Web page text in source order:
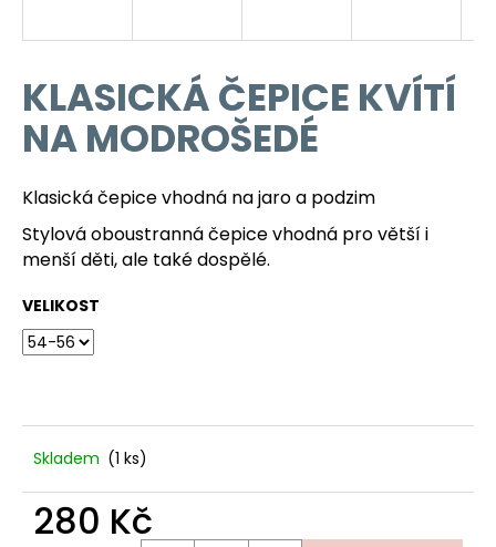
KLASICKÁ ČEPICE KVÍTÍ
NA MODROŠEDÉ
Klasická čepice vhodná na jaro a podzim
Stylová oboustranná čepice vhodná pro větší i
menší děti, ale také dospělé.
VELIKOST
Skladem (1 ks)
280 Kč
í
t
?
HLEDAT
D
o
č
u